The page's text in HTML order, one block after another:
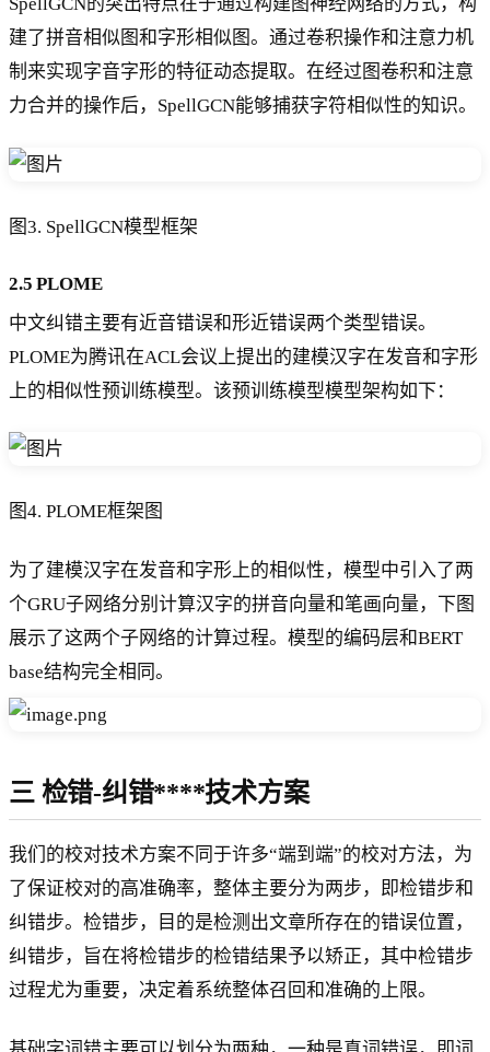
建了拼音相似图和字形相似图。通过卷积操作和注意力机
制来实现字音字形的特征动态提取。在经过图卷积和注意
力合并的操作后，SpellGCN能够捕获字符相似性的知识。
图3. SpellGCN模型框架
2.5 PLOME
中文纠错主要有近音错误和形近错误两个类型错误。
PLOME为腾讯在ACL会议上提出的建模汉字在发音和字形
上的相似性预训练模型。该预训练模型模型架构如下：
图4. PLOME框架图
为了建模汉字在发音和字形上的相似性，模型中引入了两
个GRU子网络分别计算汉字的拼音向量和笔画向量，下图
展示了这两个子网络的计算过程。模型的编码层和BERT
base结构完全相同。
三 检错-纠错****技术方案
我们的校对技术方案不同于许多“端到端”的校对方法，为
了保证校对的高准确率，整体主要分为两步，即检错步和
纠错步。检错步，目的是检测出文章所存在的错误位置，
纠错步，旨在将检错步的检错结果予以矫正，其中检错步
过程尤为重要，决定着系统整体召回和准确的上限。